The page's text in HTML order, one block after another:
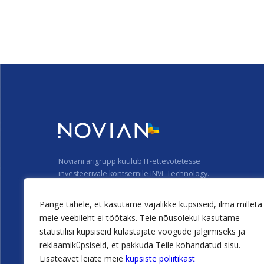
Pange tähele, et kasutame vajalikke küpsiseid, ilma milleta
meie veebileht ei töötaks. Teie nõusolekul kasutame
statistilisi küpsiseid külastajate voogude jälgimiseks ja
reklaamiküpsiseid, et pakkuda Teile kohandatud sisu.
Lisateavet leiate meie küpsiste poliitikast
Noviani ärigrupp kuulub IT-ettevõtetesse
investeerivale kontsernileINVL Technology.
Küpsiste kasutamise põhimõtted